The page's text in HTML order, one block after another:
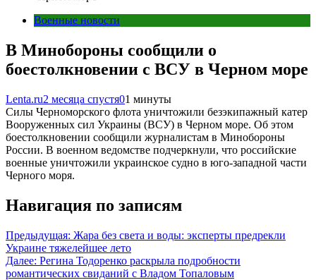
Военные новости
В Минобороны сообщили о
боестолкновении с ВСУ в Черном море
Lenta.ru2 месяца спустя01 минуты
Силы Черноморского флота уничтожили безэкипажный катер
Вооруженных сил Украины (ВСУ) в Черном море. Об этом
боестолкновении сообщили журналистам в Минобороны
России. В военном ведомстве подчеркнули, что российские
военные уничтожили украинское судно в юго-западной части
Черного моря.
Навигация по записям
Предыдущая: Жара без света и воды: эксперты предрекли
Украине тяжелейшее лето
Далее: Регина Тодоренко раскрыла подробности
романтических свиданий с Владом Топаловым